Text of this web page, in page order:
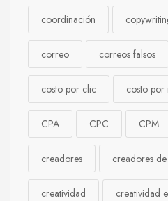
coordinación
correo correos falsos
costo por clic costo por
CPA CPC CPM
creadores creadores
creatividad creatividad